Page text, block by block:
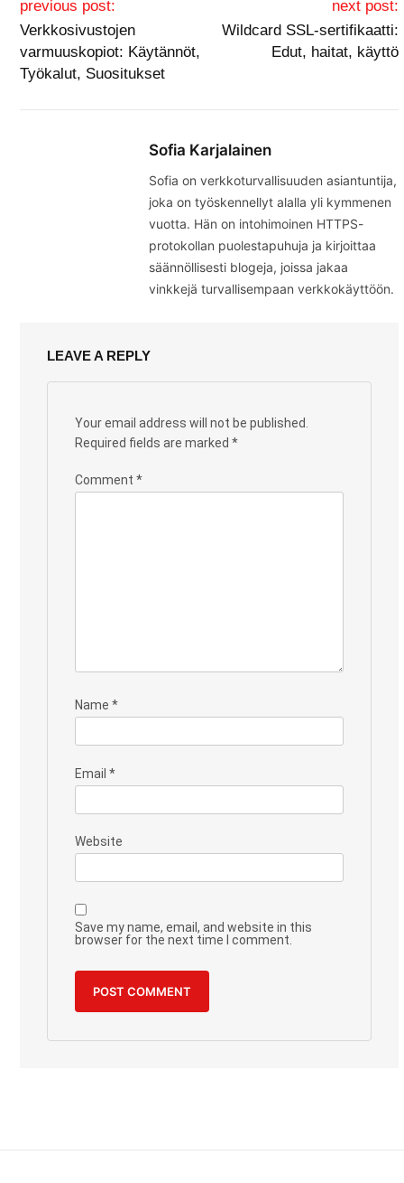
previous post:
Verkkosivustojen
varmuuskopiot: Käytännöt,
Työkalut, Suositukset
next post:
Wildcard SSL-sertifikaatti:
Edut, haitat, käyttö
Sofia Karjalainen
Sofia on verkkoturvallisuuden asiantuntija,
joka on työskennellyt alalla yli kymmenen
vuotta. Hän on intohimoinen HTTPS-
protokollan puolestapuhuja ja kirjoittaa
säännöllisesti blogeja, joissa jakaa
vinkkejä turvallisempaan verkkokäyttöön.
LEAVE A REPLY
Your email address will not be published.
Required fields are marked *
Comment *
Name *
Email *
Website
Save my name, email, and website in this
browser for the next time I comment.